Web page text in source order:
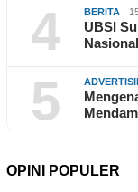
4 BERITA
UBSI
5
OPINI POPULER